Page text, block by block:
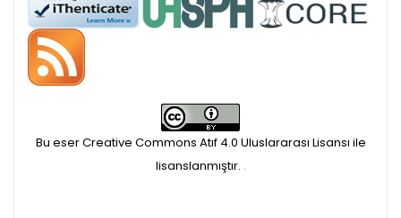
APC ödemesi
Öndenetimden geçen
makaleler için, 100 Avro
Makale İşletim Ücreti (APC)
Bu eser Creative Commons Atıf 4.0 Uluslararası Lisansı ile
lisanslanmıştır. .